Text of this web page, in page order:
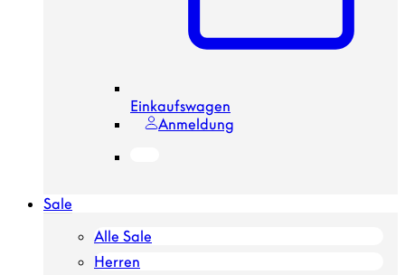
Einkaufswagen
Anmeldung
Sale
Alle Sale
Herren